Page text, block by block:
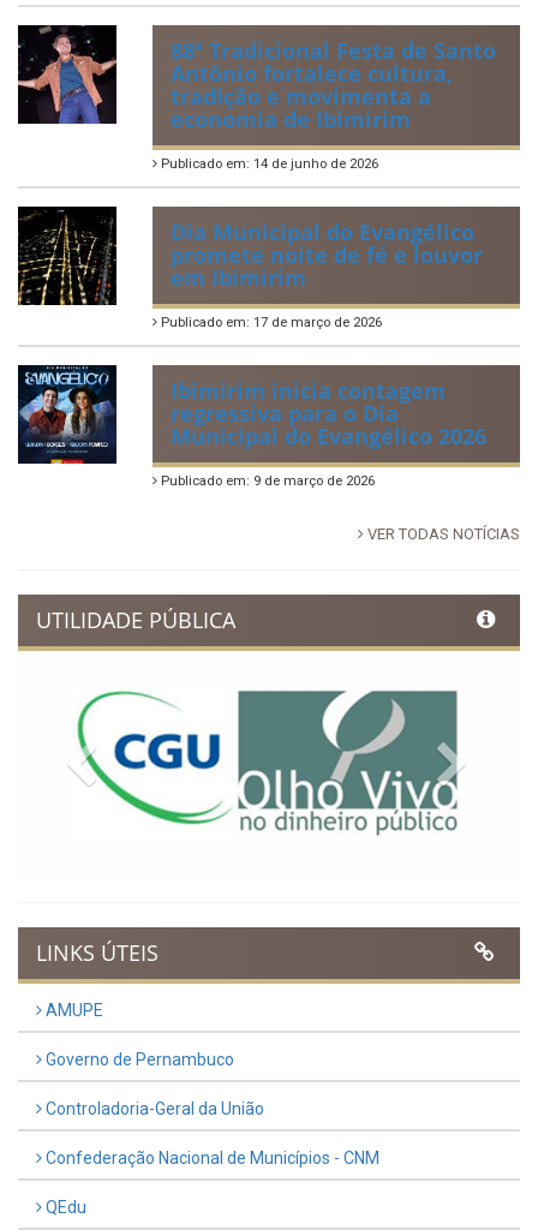
88ª Tradicional Festa de Santo
Antônio fortalece cultura,
tradição e movimenta a
economia de Ibimirim
Publicado em: 14 de junho de 2026
Dia Municipal do Evangélico
promete noite de fé e louvor
em Ibimirim
Publicado em: 17 de março de 2026
Ibimirim inicia contagem
regressiva para o Dia
Municipal do Evangélico 2026
Publicado em: 9 de março de 2026
VER TODAS NOTÍCIAS
UTILIDADE PÚBLICA
Previous
LINKS ÚTEIS
AMUPE
Governo de Pernambuco
Controladoria-Geral da União
Confederação Nacional de Municípios - CNM
QEdu